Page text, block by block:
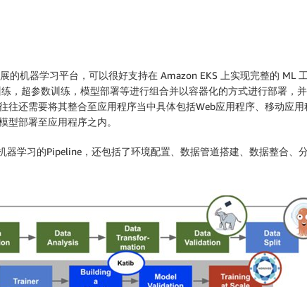
的机器学习平台，可以很好支持在 Amazon EKS 上实现完整的 ML
，超参数训练，模型部署等进行组合并以容器化的方式进行部署，
往还需要将其整合至应用程序当中具体包括Web应用程序、移动应
部署至应用程序之内。
学习的Pipeline，还包括了环境配置、数据管道搭建、数据整合、